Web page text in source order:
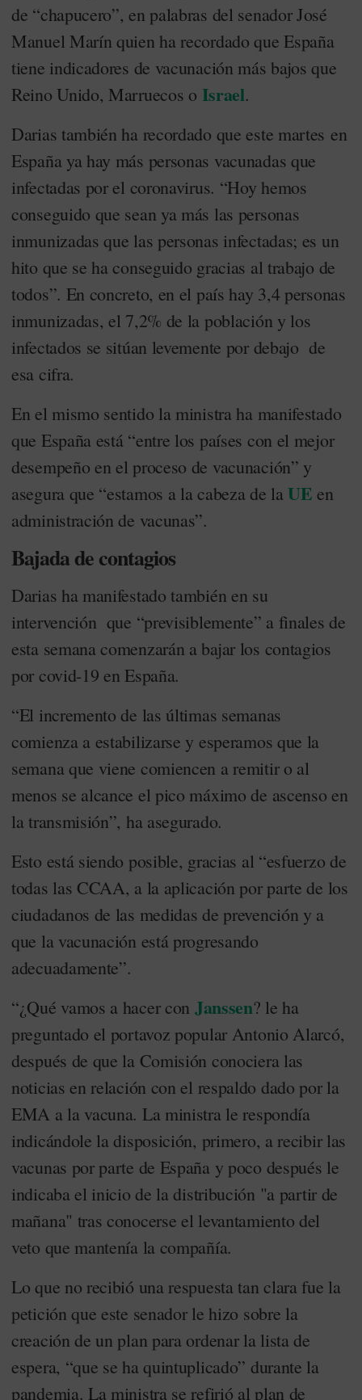
de “chapucero”, en palabras del senador José
Manuel Marín quien ha recordado que España
tiene indicadores de vacunación más bajos que
Reino Unido, Marruecos o Israel.
Darias también ha recordado que este martes en
España ya hay más personas vacunadas que
infectadas por el coronavirus. “Hoy hemos
conseguido que sean ya más las personas
inmunizadas que las personas infectadas; es un
hito que se ha conseguido gracias al trabajo de
todos”. En concreto, en el país hay 3,4 personas
inmunizadas, el 7,2% de la población y los
infectados se sitúan levemente por debajo de
esa cifra.
En el mismo sentido la ministra ha manifestado
que España está “entre los países con el mejor
desempeño en el proceso de vacunación” y
asegura que “estamos a la cabeza de laUE en
administración de vacunas”.
Bajada de contagios
Darias ha manifestado también en su
intervención que “previsiblemente” a finales de
esta semana comenzarán a bajar los contagios
por covid-19 en España.
“El incremento de las últimas semanas
comienza a estabilizarse y esperamos que la
semana que viene comiencen a remitir o al
menos se alcance el pico máximo de ascenso en
la transmisión”, ha asegurado.
Esto está siendo posible, gracias al “esfuerzo de
todas las CCAA, a la aplicación por parte de los
ciudadanos de las medidas de prevención y a
que la vacunación está progresando
adecuadamente”.
“¿Qué vamos a hacer con Janssen? le ha
preguntado el portavoz popular Antonio Alarcó,
después de que la Comisión conociera las
noticias en relación con el respaldo dado por la
EMA a la vacuna. La ministra le respondía
indicándole la disposición, primero, a recibir las
vacunas por parte de España y poco después le
indicaba el inicio de la distribución "a partir de
mañana" tras conocerse el levantamiento del
veto que mantenía la compañía.
Lo que no recibió una respuesta tan clara fue la
petición que este senador le hizo sobre la
creación de un plan para ordenar la lista de
espera, “que se ha quintuplicado” durante la
pandemia. La ministra se refirió al plan de